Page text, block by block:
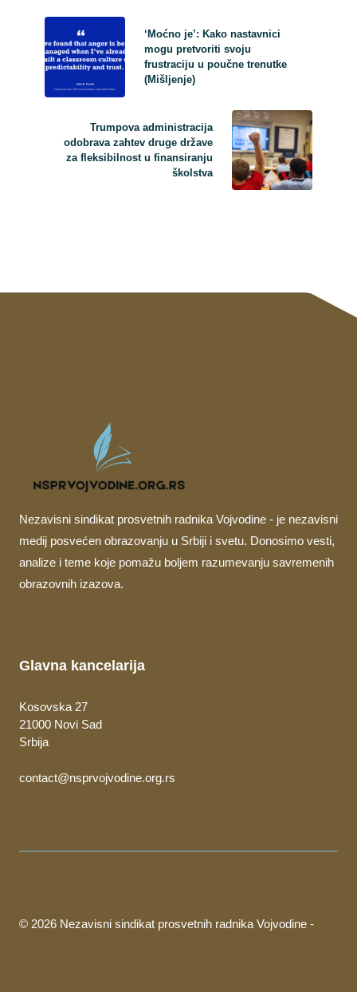
‘Moćno je’: Kako nastavnici
mogu pretvoriti svoju
frustraciju u poučne trenutke
(Mišljenje)
Trumpova administracija
odobrava zahtev druge države
za fleksibilnost u finansiranju
školstva
Nezavisni sindikat prosvetnih radnika Vojvodine - je nezavisni
medij posvećen obrazovanju u Srbiji i svetu. Donosimo vesti,
analize i teme koje pomažu boljem razumevanju savremenih
obrazovnih izazova.
Glavna kancelarija
Kosovska 27
21000 Novi Sad
Srbija
contact@nsprvojvodine.org.rs
© 2026 Nezavisni sindikat prosvetnih radnika Vojvodine -